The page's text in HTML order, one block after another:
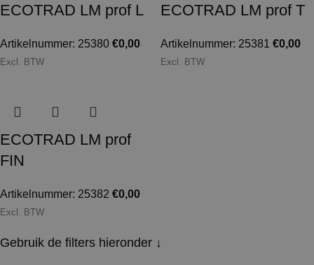
Gebruik de filters hieronder ↓
ECOTRAD LM prof L
Artikelnummer: 25380 €0,00
Excl. BTW
ECOTRAD LM prof T
Artikelnummer: 25381 €0,00
Excl. BTW
ECOTRAD LM prof
FIN
Artikelnummer: 25382 €0,00
Excl. BTW